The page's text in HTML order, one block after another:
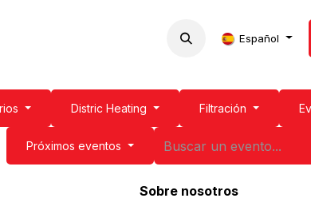
Formación Blog
Español
Distric Heating Filtración
Próximos eventos
Sobre nosotros